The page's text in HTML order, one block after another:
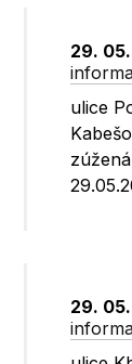
29. 05.
ulice
29.